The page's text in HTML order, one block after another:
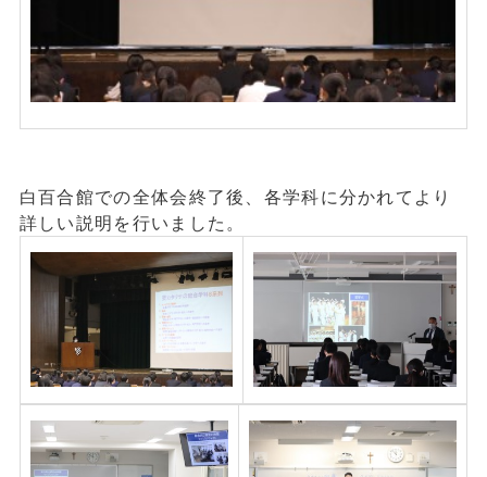
白百合館での全体会終了後、各学科に分かれてより
詳しい説明を行いました。